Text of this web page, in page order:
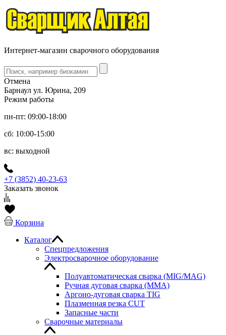
Интернет-магазин сварочного оборудования
Отмена
Барнаул ул. Юрина, 209
Режим работы
пн-пт: 09:00-18:00
сб: 10:00-15:00
вс: выходной
+7 (3852) 40-23-63
Заказать звонок
Корзина
Каталог
Спецпредложения
Электросварочное оборудование
Полуавтоматическая сварка (MIG/MAG)
Ручная дуговая сварка (MMA)
Аргоно-дуговая сварка TIG
Плазменная резка CUT
Запасные части
Сварочные материалы